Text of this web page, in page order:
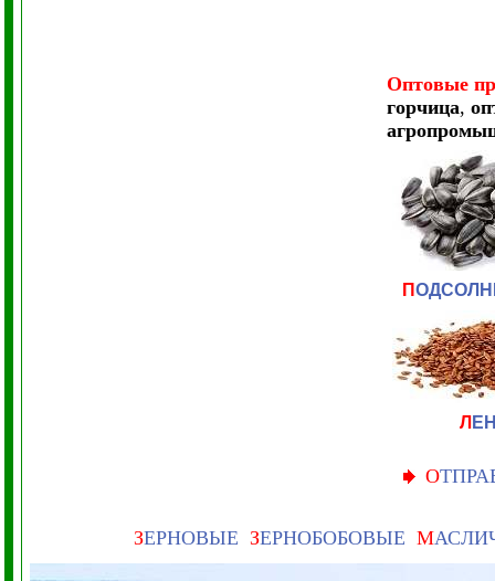
Оптовые
горчица,
П
Л
О
ЗЕРНОВЫЕ ЗЕРНОБОБОВЫЕ М